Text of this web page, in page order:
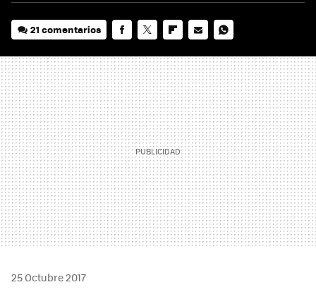
21 comentarios
MAIL
25 Octubre 2017